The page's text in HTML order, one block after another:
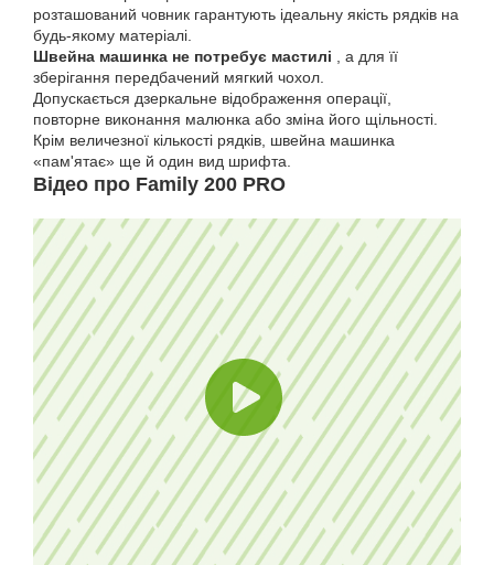
розташований човник гарантують ідеальну якість рядків на
будь-якому матеріалі.
Швейна машинка не потребує мастилі , а для її
зберігання передбачений мягкий чохол.
Допускається дзеркальне відображення операції,
повторне виконання малюнка або зміна його щільності.
Крім величезної кількості рядків, швейна машинка
«пам'ятає» ще й один вид шрифта.
Відео про Family 200 PRO